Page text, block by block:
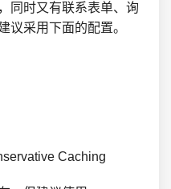
同时又有联系表单、询
议采用下面的配置。
Caching